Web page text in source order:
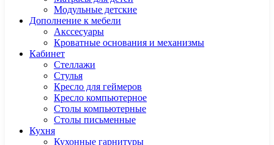
Модульные детские
Дополнение к мебели
Акссесуары
Кроватные основания и механизмы
Кабинет
Cтеллажи
Cтулья
Кресло для геймеров
Кресло компьютерное
Столы компьютерные
Столы письменные
Кухня
Кухонные гарнитуры